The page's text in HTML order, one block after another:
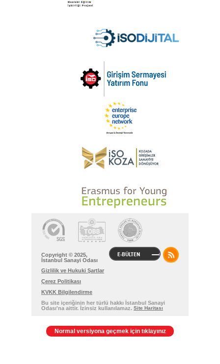
E-BÜLTEN
Copyright © 2025,
İstanbul Sanayi Odası
Gizlilik ve Hukuki Şartlar
Çerez Politikası
KVKK Bilgilendirme
Bu site içeriğinin her türlü hakkı İstanbul Sanayi
Odası'na aittir. İzinsiz kullanılamaz. Site Haritası
Normal versiyona geçmek için tıklayınız